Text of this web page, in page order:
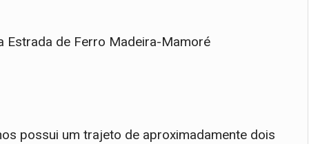
Estrada de Ferro Madeira-Mamoré
possui um trajeto de aproximadamente dois